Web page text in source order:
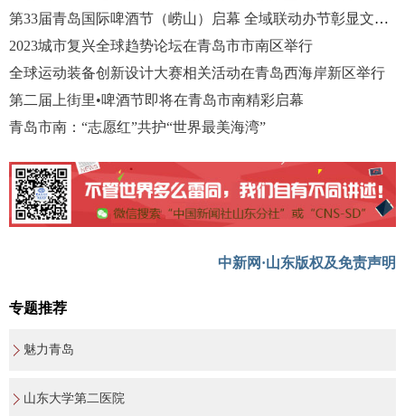
第33届青岛国际啤酒节（崂山）启幕 全域联动办节彰显文旅魅力
2023城市复兴全球趋势论坛在青岛市市南区举行
全球运动装备创新设计大赛相关活动在青岛西海岸新区举行
第二届上街里•啤酒节即将在青岛市南精彩启幕
青岛市南：“志愿红”共护“世界最美海湾”
中新网·山东版权及免责声明
专题推荐
魅力青岛
山东大学第二医院